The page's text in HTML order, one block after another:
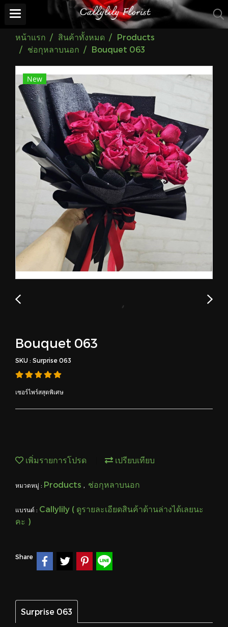
หน้าแรก สินค้าทั้งหมด
Products
ช่อกุหลาบนอก
Bouquet 063
New
Bouquet 063
SKU : Surprise 063
เซอร์ไพร์สสุดพิเศษ
เพิ่มรายการโปรด เปรียบเทียบ
หมวดหมู่ : Products , ช่อกุหลาบนอก
แบรนด์ : Callylily ( ดูรายละเอียดสินค้าด้านล่างได้เลยนะ
คะ )
Share
Surprise 063